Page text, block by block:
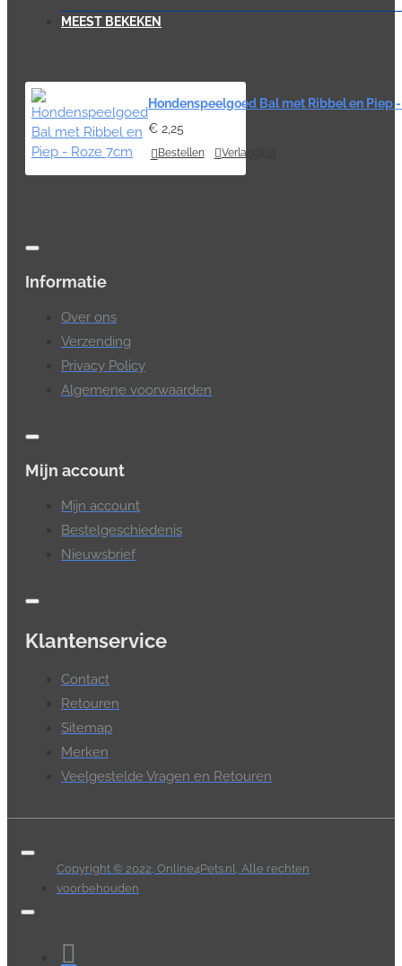
MEEST BEKEKEN
Hondenspeelgoed Bal met Ribbel en Piep
€ 2,25
Bestellen Verlanglijst
Informatie
Over ons
Verzending
Privacy Policy
Algemene voorwaarden
Mijn account
Mijn account
Bestelgeschiedenis
Nieuwsbrief
Klantenservice
Contact
Retouren
Sitemap
Merken
Veelgestelde Vragen en Retouren
Copyright © 2022, Online4Pets.nl, Alle rechten
voorbehouden